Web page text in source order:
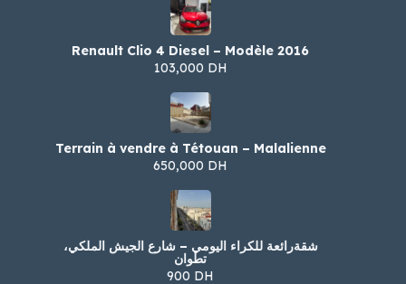
Renault Clio 4 Diesel – Modèle 2016
103,000 DH
Terrain à vendre à Tétouan – Malalienne
650,000 DH
شقةرائعة للكراء اليومي – شارع الجيش الملكي،
تطوان
900 DH